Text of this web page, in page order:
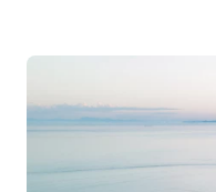
tradicional, Sierra…